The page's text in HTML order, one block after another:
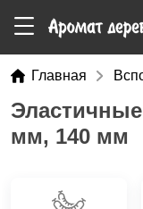
Главная
мм, 140 мм